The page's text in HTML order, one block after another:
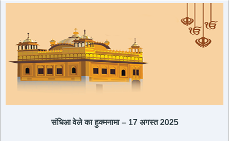
संधिआ ​​वेले का हुक्मनामा – 17 अगस्त 2025